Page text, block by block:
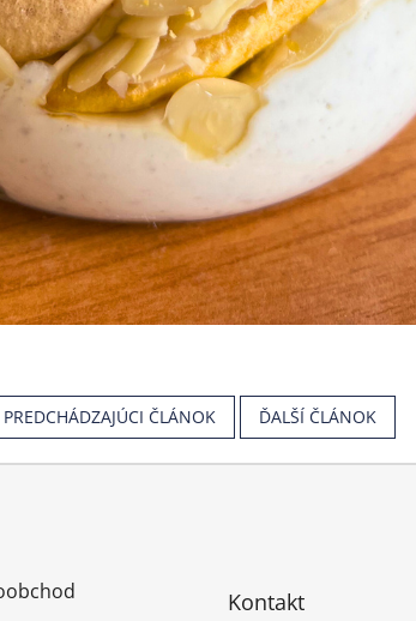
PREDCHÁDZAJÚCI ČLÁNOK ĎALŠÍ ČLÁNOK
Kontakt